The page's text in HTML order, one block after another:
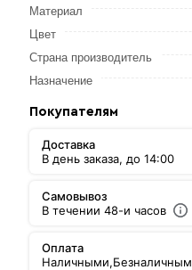
Материал
Цвет
Страна производитель
Назначение
Покупателям
Доставка
В день заказа, до 14:00
Самовывоз
В течении 48-и часов
Оплата
Наличными,Безналичным